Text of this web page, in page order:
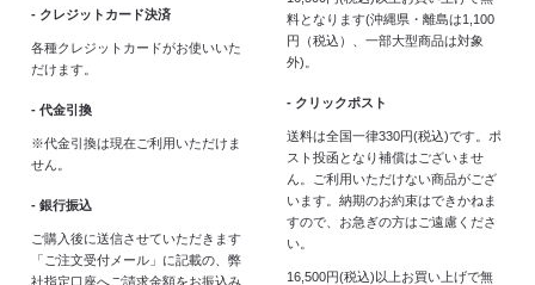
- クレジットカード決済
各種クレジットカードがお使いいた
だけます。
- 代金引換
※代金引換は現在ご利用いただけま
せん。
- 銀行振込
ご購入後に送信させていただきます
「ご注文受付メール」に記載の、弊
社指定口座へご請求金額をお振込み
料となります(沖縄県・離島は1,100
円（税込）、一部大型商品は対象
外)。
- クリックポスト
送料は全国一律330円(税込)です。ポ
スト投函となり補償はございませ
ん。ご利用いただけない商品がござ
います。納期のお約束はできかねま
すので、お急ぎの方はご遠慮くださ
い。
16,500円(税込)以上お買い上げで無